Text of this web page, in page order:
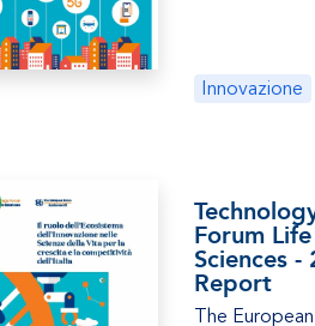
Innovazione
Forum Life
Sciences -
Report
The